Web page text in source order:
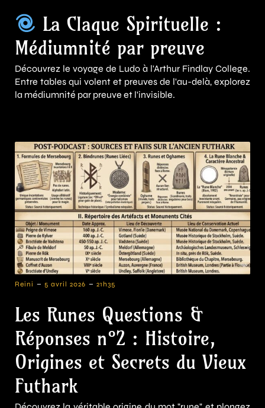
La Claque Spirituelle :
Médiumnité par preuve
Découvrez le voyage de Ludo à l'Arthur Findlay College.
Entre tables qui volent et preuves de l'au-delà, explorez
la médiumnité par preuve et l'invisible.
Reini - 5 avril 2026 - 21h35
Les Runes Questions &
Réponses n°2 : Histoire,
Origines et Secrets du Vieux
Futhark